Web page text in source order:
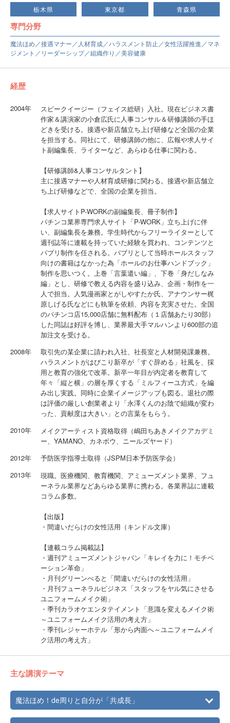
栃木県 東京都 青森県
専門分野
魔法ほめ／接遇マナー／人材育成／ハラスメント防止／女性活躍推進／マネ
ジメント／リーダーシップ／組織作り／美容健康
経歴
2004年
スピークイージー（フェイス総研）入社。現在ビジネス書
作家＆講演家の小倉広氏に人事コンサル＆研修講師の手ほ
どきを受ける。接遇や新店舗立ち上げ研修など全国の企業
を担当する。同社にて、研修講師の他に、広報や求人サイ
ト副編集長、ライターなど、あらゆる仕事に関わる。
【研修講師&人事コンサルタント】
主に接遇マナーや人材育成研修に関わる。接遇や新店舗立
ち上げ研修などで、全国の企業を担当。
【求人サイトP-WORKの副編集長、冊子制作】
パチンコ業界専門求人サイト「P-WORK」立ち上げに伴
い、副編集長を兼務。学生時代からフリーライターとして
週刊誌等に連載を持っていた経験を買われ、コンテンツと
パブリ制作を任される。パブリとして当時ホールスタッフ
向けの書籍はなかった為「ホールのお仕事ハンドブック」
制作を思いつく。上巻「言葉遣い編」、下巻「身だしなみ
編」とし、研修で教える内容を盛り込み、企画・制作を一
人で担当。人気漫画家とがしやすたか氏、アナウンサー梶
原しげる氏などにも執筆を依頼、内容を充実させた。全国
のパチンコ店15,000店舗に無料配布（１店舗あたり30部）
した同誌は好評を博し、業界最大手マルハンより600部の追
加注文を受ける。
2008年
取引先の某企業に請われ入社、社長室と人材開発課兼務。
ハラスメントがはびこり新卒が「すぐ辞める」社風を、採
用と教育の強化で改革。新卒一年目が内定者を教育して
年々「縦と横」の層を厚くする「ミルフィーユ方式」を編
み出し実践。同時に企業イメージアップも図る。退社の際
は評価の厳しい創業者より「永澤くんのお陰で組織が変わ
った、貢献度は大きい」との言葉をもらう。
2010年
メイクアーティスト資格取得（嶋田ちあきメイクアカデミ
ー、YAMANO、カネボウ、ニールズヤード）
2012年
予防医学指導士取得（JSPM日本予防医学会）
2013年
現職。医療機関、教育機関、アミューズメント業界、フュ
ーネラル業界などあらゆる業界に携わる。各業界誌に連載
コラム多数。
【出版】
・間違いだらけの女性活用（キンドル文庫）
【連載コラム掲載誌】
・週刊アミューズメントジャパン「キレイを力に！モチベ
ーション革命」
・月刊グリーンべると「間違いだらけの女性活用」
・月刊フューネラルビジネス「スタッフをヤル気にさせる
ユニフォームメイク術」
・季刊カラオケエンタテイメント「意識を変えるメイク術
～ユニフォームメイク活用の考え方」
・季刊レジャーホテル「形から内面へ～ユニフォームメイ
ク活用の考え方」
主な講演テーマ
魔法ほめ！de周りと自分が「共成長」